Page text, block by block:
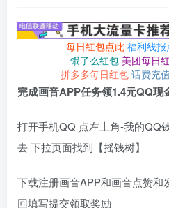
每日红包点此 福利线报
饿了么红包 美团每日
拼多多每日红包 话费充
完成画音APP任务领1.4元QQ现
打开手机QQ 点左上角-我的QQ
去 下拉页面找到【摇钱树】
下载注册画音APP和画音点赞和
回填写提交领取奖励